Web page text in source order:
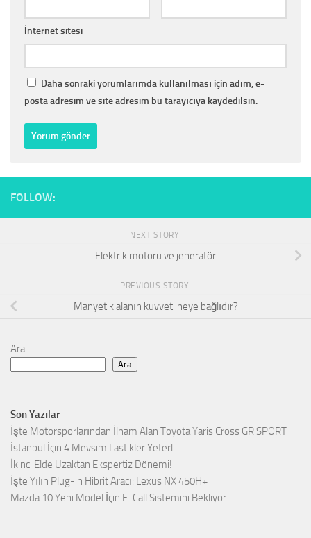
İnternet sitesi
Daha sonraki yorumlarımda kullanılması için adım, e-
posta adresim ve site adresim bu tarayıcıya kaydedilsin.
FOLLOW:
NEXT STORY
Elektrik motoru ve jeneratör
PREVIOUS STORY
Manyetik alanın kuvveti neye bağlıdır?
Ara
Ara
Son Yazılar
İşte Motorsporlarından İlham Alan Toyota Yaris Cross GR SPORT
İstanbul İçin 4 Mevsim Lastikler Yeterli
İkinci Elde Uzaktan Ekspertiz Dönemi!
İşte Yılın Plug-in Hibrit Aracı: Lexus NX 450H+
Mazda 10 Yeni Model İçin E-Call Sistemini Bekliyor